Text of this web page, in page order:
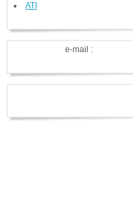
ATI
e-mail :